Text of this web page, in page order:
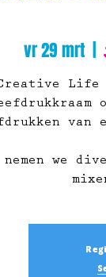
vr 29 mrt
  |
Life
van
we